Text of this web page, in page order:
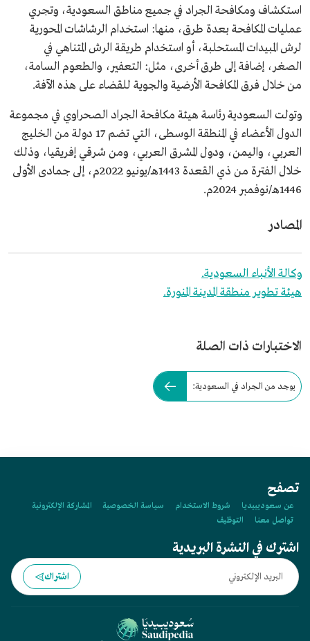
استكشاف ومكافحة الجراد في جميع مناطق السعودية، وتجري
عمليات المكافحة بعدة طرق، منها: استخدام الرشاشات المحورية
لرش المبيدات المستحلبة، أو استخدام طريقة الرش المتناهي في
الصغر، إضافة إلى طرق أخرى، مثل: التعفير، والطعوم السامة،
من خلال فرق المكافحة الأرضية والجوية للقضاء على هذه الآفة.
وتولت السعودية رئاسة هيئة مكافحة الجراد الصحراوي في مجموعة
الدول الأعضاء في المنطقة الوسطى، التي تضم 17 دولة من الخليج
العربي، واليمن، ودول المشرق العربي، ومن شرقي إفريقيا، وذلك
خلال الفترة من ذي القعدة 1443هـ/يونيو 2022م، إلى جمادى الأولى
1446هـ/نوفمبر 2024م.
المصادر
وكالة الأنباء السعودية.
هيئة تطوير منطقة المدينة المنورة.
الاختبارات ذات الصلة
يوجد من الجراد في السعودية:
تصفح
عن سعوديبيديا شروط الاستخدام سياسة الخصوصية
المشاركة الإلكترونية
تواصل معنا
التوظيف
اشترك في النشرة البريدية
اشتراك